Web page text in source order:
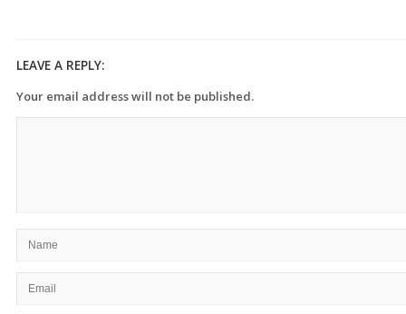
LEAVE A REPLY:
Your email address will not be published.